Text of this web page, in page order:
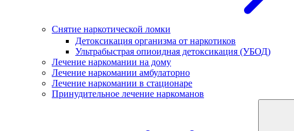
Снятие наркотической ломки
Детоксикация организма от наркотиков
Ультрабыстрая опиоидная детоксикация (УБОД)
Лечение наркомании на дому
Лечение наркомании амбулаторно
Лечение наркомании в стационаре
Принудительное лечение наркоманов